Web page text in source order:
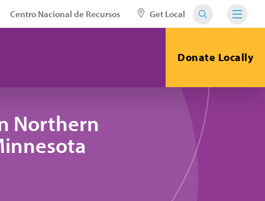
Centro Nacional de Recursos Get Local
Donate Locally
Northern